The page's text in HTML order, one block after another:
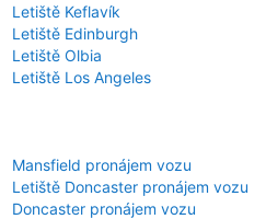
Letiště Keflavík
Letiště Edinburgh
Letiště Olbia
Letiště Los Angeles
Mansfield pronájem vozu
Letiště Doncaster pronájem vozu
Doncaster pronájem vozu